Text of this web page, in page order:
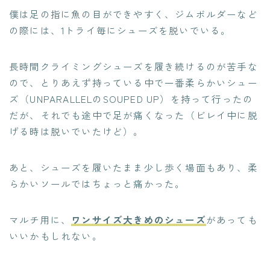
僕は足の指に魚の目ができやすく、ジムボルダーなど
の際には、1トライ毎にシューズを脱いでいる。
長時間クライミングシューズを履き続けるのが苦手な
ので、とりあえず持っている中で一番柔らかいシュー
ズ（UNPARALLELのSOUPED UP）を持って行ったの
だが、それでも途中で足が痛くなった（ビレイ中に脱
げる時は脱いでいたけど）。
あと、シューズを履いたまま少し歩く場面もあり、柔
らかいソールではちょっと痛かった。
マルチ用に、 ワンサイズ大きめのシューズがあっても
いいかもしれない。